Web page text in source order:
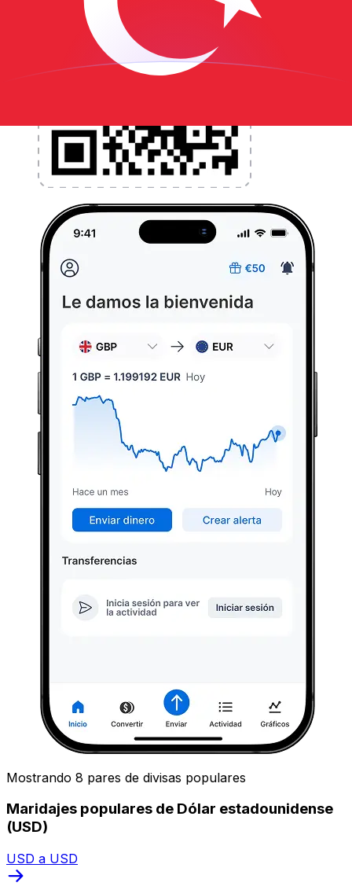
Mostrando 8 pares de divisas populares
Maridajes populares de Dólar estadounidense
(USD)
USD a USD